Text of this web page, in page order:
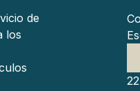
de
los